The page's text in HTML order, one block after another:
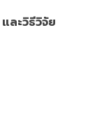
ละวิธีวิจัย